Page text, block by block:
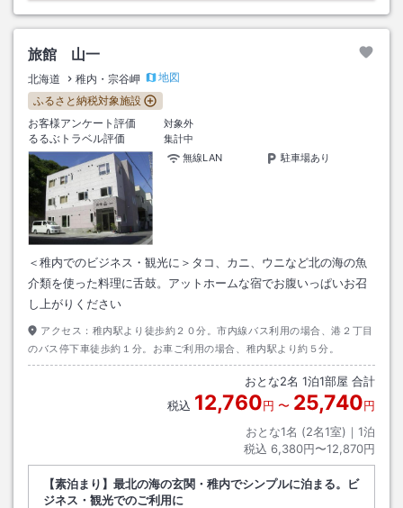
旅館 山一
北海道 稚内・宗谷岬
地図
ふるさと納税対象施設
お客様アンケート評価
対象外
るるぶトラベル評価
集計中
無線LAN
駐車場あり
＜稚内でのビジネス・観光に＞タコ、カニ、ウニなど北の海の魚
介類を使った料理に舌鼓。アットホームな宿でお腹いっぱいお召
し上がりください
アクセス： 稚内駅より徒歩約２０分。市内線バス利用の場合、港２丁目
のバス停下車徒歩約１分。お車ご利用の場合、稚内駅より約５分。
おとな2名 1泊1部屋 合計
税込 12,760円 〜 25,740円
おとな1名 (2名1室)｜ 1泊
税込 6,380円〜12,870円
【素泊まり】最北の海の玄関・稚内でシンプルに泊まる。ビ
ジネス・観光でのご利用に